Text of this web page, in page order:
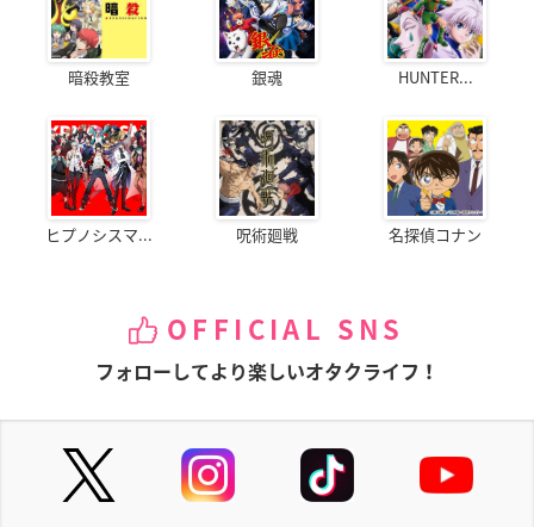
暗殺教室 銀魂 HUNTER...
ヒプノシスマ... 呪術廻戦 名探偵コナン
OFFICIAL SNS
フォローしてより楽しいオタクライフ！